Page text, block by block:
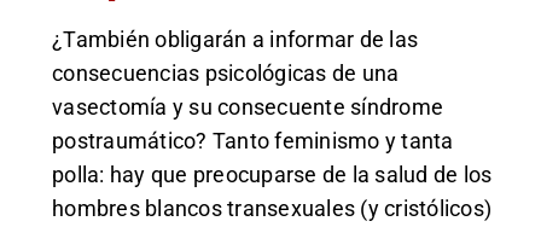
¿También obligarán a informar de las
consecuencias psicológicas de una
vasectomía y su consecuente síndrome
postraumático? Tanto feminismo y tanta
polla: hay que preocuparse de la salud de los
hombres blancos transexuales (y cristólicos)